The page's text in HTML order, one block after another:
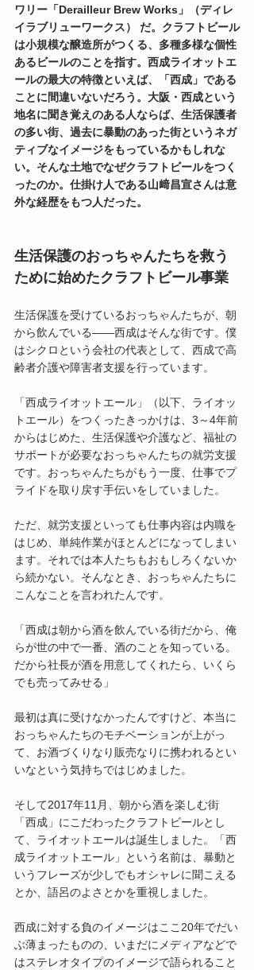
ワリー「Derailleur Brew Works」（ディレ
イラブリューワークス） だ。クラフトビール
は小規模な醸造所がつくる、多種多様な個性
あるビールのことを指す。西成ライオットエ
ールの最大の特徴といえば、「西成」である
ことに間違いないだろう。大阪・西成という
地名に聞き覚えのある人ならば、生活保護者
の多い街、過去に暴動のあった街というネガ
ティブなイメージをもっているかもしれな
い。そんな土地でなぜクラフトビールをつく
ったのか。仕掛け人である山﨑昌宣さんは意
外な経歴をもつ人だった。
生活保護のおっちゃんたちを救う
ために始めたクラフトビール事業
生活保護を受けているおっちゃんたちが、朝
から飲んでいる――西成はそんな街です。僕
はシクロという会社の代表として、西成で高
齢者介護や障害者支援を行っています。
「西成ライオットエール」（以下、ライオッ
トエール）をつくったきっかけは、3～4年前
からはじめた、生活保護や介護など、福祉の
サポートが必要なおっちゃんたちの就労支援
です。おっちゃんたちがもう一度、仕事でプ
ライドを取り戻す手伝いをしていました。
ただ、就労支援といっても仕事内容は内職を
はじめ、単純作業がほとんどになってしまい
ます。それでは本人たちもおもしろくないか
ら続かない。そんなとき、おっちゃんたちに
こんなことを言われたんです。
「西成は朝から酒を飲んでいる街だから、俺
らが世の中で一番、酒のことを知っている。
だから社長が酒を用意してくれたら、いくら
でも売ってみせる」
最初は真に受けなかったんですけど、本当に
おっちゃんたちのモチベーションが上がっ
て、お酒づくりなり販売なりに携われるとい
いなという気持ちではじめました。
そして2017年11月、朝から酒を楽しむ街
「西成」にこだわったクラフトビールとし
て、ライオットエールは誕生しました。「西
成ライオットエール」という名前は、暴動と
いうフレーズが少しでもオシャレに聞こえる
とか、語呂のよさとかを重視しました。
西成に対する負のイメージはここ20年でだい
ぶ薄まったものの、いまだにメディアなどで
はステレオタイプのイメージで語られること